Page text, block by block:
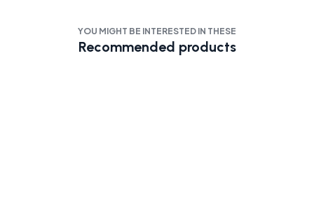
YOU MIGHT BE INTERESTED IN THESE
Recommended products